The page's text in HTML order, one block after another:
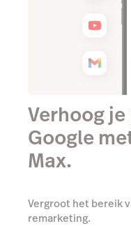
Verhoog
Google
Max.
Vergroot het bereik
remarketing.